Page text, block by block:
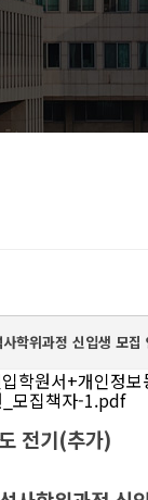
학위과정 신입생 모집
학원서+개인정
모집책자-1.pdf
전기(추가)